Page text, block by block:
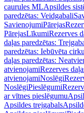
caurules MLApsildes
paredzētas: Veidgabali
SavienojumiPārejas
PārejasLīkumiRezerves
daļas paredzētas:
paredzētas: Iebūvēta
daļas paredzētas:
atvienojamiRezerves
atvienojamiNoslēgi
NoslēgiPieslēgumi
ar vītnes pieslēgumu
Apsildes trejgabals